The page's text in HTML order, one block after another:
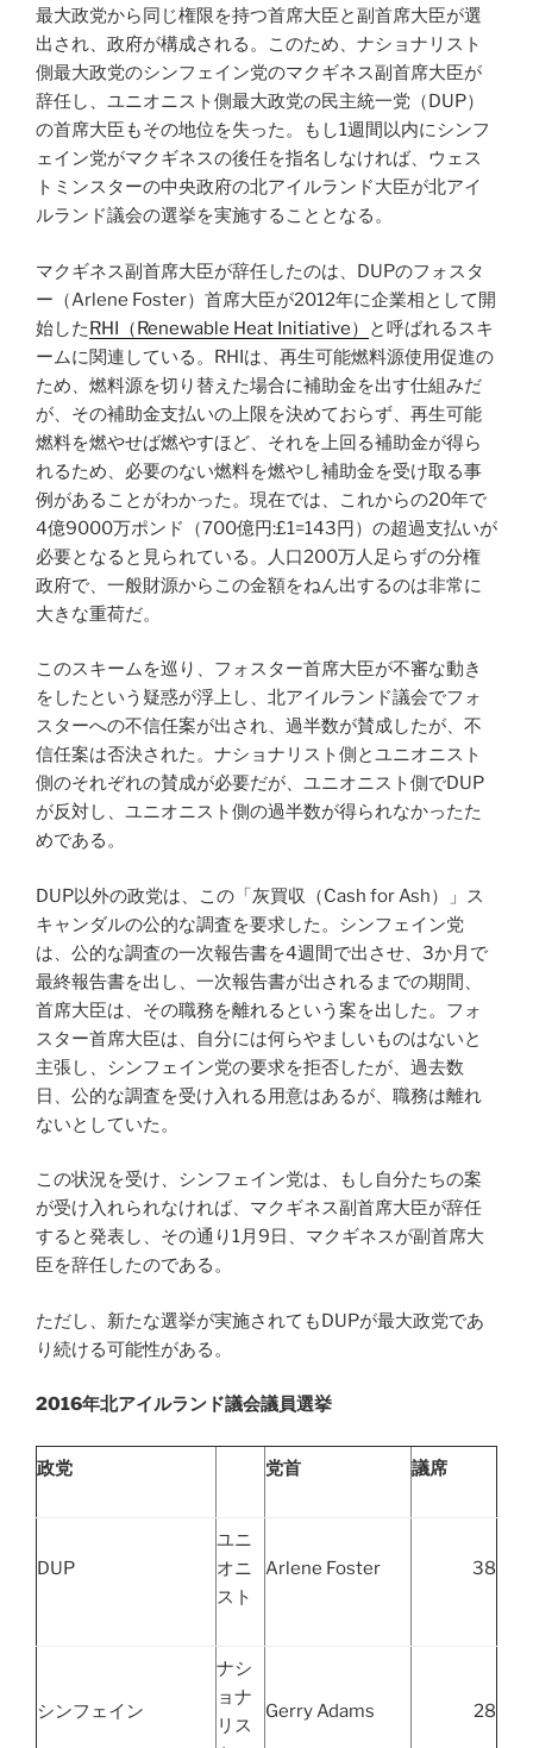
最大政党から同じ権限を持つ首席大臣と副首席大臣が選
出され、政府が構成される。このため、ナショナリスト
側最大政党のシンフェイン党のマクギネス副首席大臣が
辞任し、ユニオニスト側最大政党の民主統一党（DUP）
の首席大臣もその地位を失った。もし1週間以内にシンフ
ェイン党がマクギネスの後任を指名しなければ、ウェス
トミンスターの中央政府の北アイルランド大臣が北アイ
ルランド議会の選挙を実施することとなる。
マクギネス副首席大臣が辞任したのは、DUPのフォスタ
ー（Arlene Foster）首席大臣が2012年に企業相として開
始したRHI（Renewable Heat Initiative）
と呼ばれるスキ
ームに関連している。RHIは、再生可能燃料源使用促進の
ため、燃料源を切り替えた場合に補助金を出す仕組みだ
が、その補助金支払いの上限を決めておらず、再生可能
燃料を燃やせば燃やすほど、それを上回る補助金が得ら
れるため、必要のない燃料を燃やし補助金を受け取る事
例があることがわかった。現在では、これからの20年で
4億9000万ポンド（700億円:£1=143円）の超過支払いが
必要となると見られている。人口200万人足らずの分権
政府で、一般財源からこの金額をねん出するのは非常に
大きな重荷だ。
このスキームを巡り、フォスター首席大臣が不審な動き
をしたという疑惑が浮上し、北アイルランド議会でフォ
スターへの不信任案が出され、過半数が賛成したが、不
信任案は否決された。ナショナリスト側とユニオニスト
側のそれぞれの賛成が必要だが、ユニオニスト側でDUP
が反対し、ユニオニスト側の過半数が得られなかったた
めである。
DUP以外の政党は、この「灰買収（Cash for Ash）」ス
キャンダルの公的な調査を要求した。シンフェイン党
は、公的な調査の一次報告書を4週間で出させ、3か月で
最終報告書を出し、一次報告書が出されるまでの期間、
首席大臣は、その職務を離れるという案を出した。フォ
スター首席大臣は、自分には何らやましいものはないと
主張し、シンフェイン党の要求を拒否したが、過去数
日、公的な調査を受け入れる用意はあるが、職務は離れ
ないとしていた。
この状況を受け、シンフェイン党は、もし自分たちの案
が受け入れられなければ、マクギネス副首席大臣が辞任
すると発表し、その通り1月9日、マクギネスが副首席大
臣を辞任したのである。
ただし、新たな選挙が実施されてもDUPが最大政党であ
り続ける可能性がある。
2016年北アイルランド議会議員選挙
政党 党首 議席
DUP
ユニ
オニ
スト
Arlene Foster 38
シンフェイン
ナシ
ョナ
リス
Gerry Adams 28